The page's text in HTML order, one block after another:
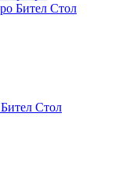
Бител Стол
Бител Стол